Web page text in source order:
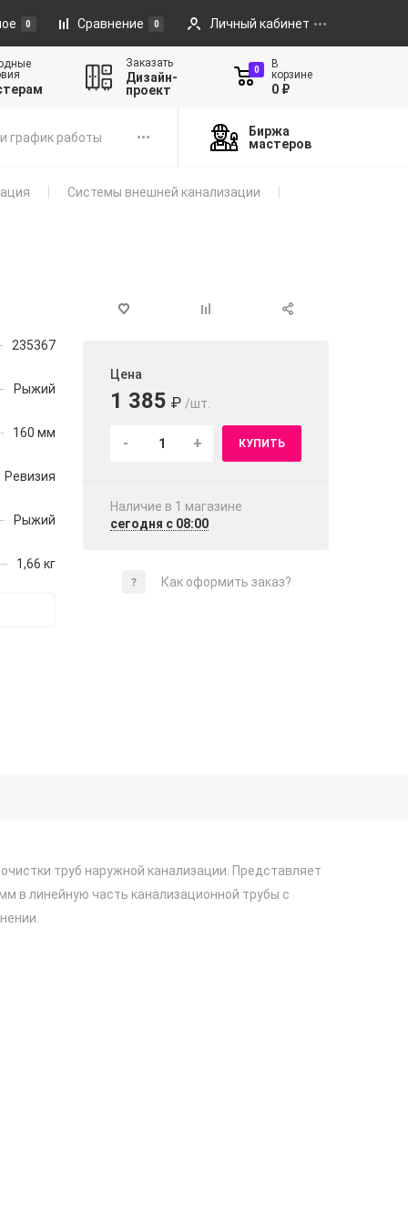
0 Сравнение 0 Личный кабинет
Заказать
Дизайн-
проект
0
В
корзине
0 ₽
график работы
Биржа
мастеров
Системы внешней канализации
235367
Рыжий
160 мм
Ревизия
Рыжий
1,66 кг
Цена
1 385 ₽ /шт.
- + КУПИТЬ
Наличие в 1 магазинe
сегодня с 08:00
Как оформить заказ?
труб наружной канализации. Представляет
в линейную часть канализационной трубы с